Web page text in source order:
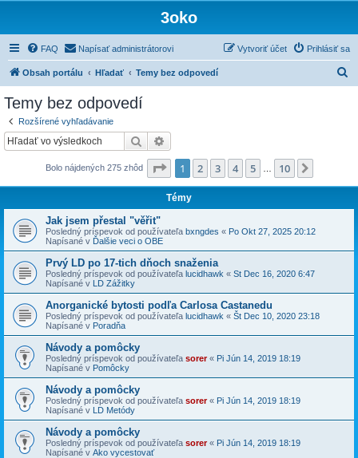
3oko
FAQ Napísať administrátorovi Prihlásiť sa
Vytvoriť účet
Obsah portálu Hľadať Temy bez odpovedí
Temy bez odpovedí
Rozšírené vyhľadávanie
Hľadať
Bolo nájdených 275 zhôd Strana1 z10
1 2 3 4 5 10
Témy
Jak jsem přestal "věřit"
Posledný príspevok od používateľa bxngdes « Po Okt 27, 2025 20:12
Napísané v Ďalšie veci o OBE
Prvý LD po 17-tich dňoch snaženia
Posledný príspevok od používateľa lucidhawk « St Dec 16, 2020 6:47
Napísané v LD Zážitky
Anorganické bytosti podľa Carlosa Castanedu
Posledný príspevok od používateľa lucidhawk « Št Dec 10, 2020 23:18
Napísané v Poradňa
Návody a pomôcky
Posledný príspevok od používateľa sorer« Pi Jún 14, 2019 18:19
Napísané v Pomôcky
Návody a pomôcky
Posledný príspevok od používateľa sorer« Pi Jún 14, 2019 18:19
Napísané v LD Metódy
Návody a pomôcky
Posledný príspevok od používateľa sorer« Pi Jún 14, 2019 18:19
Napísané v Ako vycestovať